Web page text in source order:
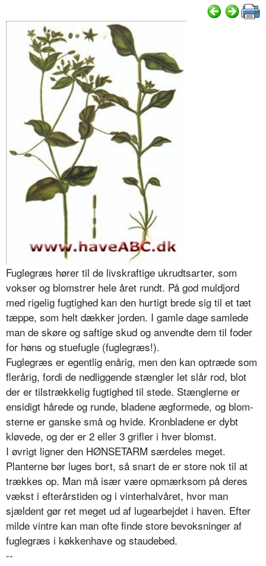
Fuglegræs hører til de livskraftige ukrudtsarter, som
vokser og blomstrer hele året rundt. På god muldjord
med rigelig fugtighed kan den hurtigt bre­de sig til et tæt
tæppe, som helt dækker jorden. I gamle dage samlede
man de skøre og saftige skud og anvendte dem til foder
for høns og stuefugle (fuglegræs!).
Fuglegræs er egentlig enårig, men den kan optræde som
flerårig, fordi de nedliggende stængler let slår rod, blot
der er tilstrækkelig fugtighed til ste­de. Stænglerne er
ensidigt hårede og runde, bladene ægformede, og blom­
sterne er ganske små og hvide. Kronbladene er dybt
kløvede, og der er 2 eller 3 grifler i hver blomst.
I øvrigt ligner den HØNSETARM særdeles meget.
Planterne bør luges bort, så snart de er store nok til at
trækkes op. Man må især være opmærksom på deres
vækst i efterårstiden og i vinterhalvåret, hvor man
sjældent gør ret meget ud af lugearbejdet i haven. Efter
milde vintre kan man ofte finde store bevoksninger af
fuglegræs i køkkenhave og staudebed.
--